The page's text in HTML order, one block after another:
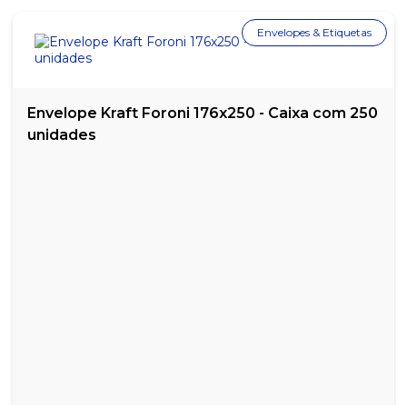
DOCE DE LEITE FRIMESA - POTE COM 4,8KG
DOCE PAÇOCA EMBRULHADA YOKI - POTE COM 1,100 KG
Envelope Kraft Foroni 176x250 - Caixa com 250
unidades
Envelopes & Etiquetas